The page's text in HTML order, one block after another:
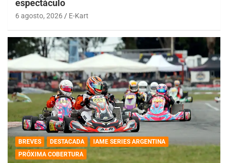
espectáculo
6 agosto, 2026 E-Kart
BREVES DESTACADA
IAME SERIES ARGENTINA
PRÓXIMA COBERTURA